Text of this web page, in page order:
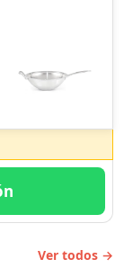
Ver todos →